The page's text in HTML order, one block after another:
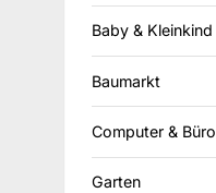
Baby & Kleinkind
Baumarkt
Computer & Büro
Garten